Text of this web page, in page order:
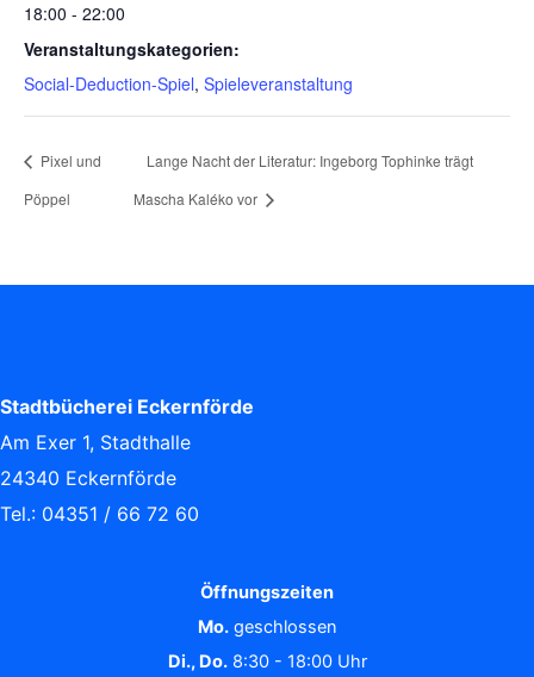
18:00 - 22:00
Veranstaltungskategorien:
Social-Deduction-Spiel, Spieleveranstaltung
Pixel und
Pöppel
Lange Nacht der Literatur: Ingeborg Tophinke trägt
Mascha Kaléko vor
Stadtbücherei Eckernförde
Am Exer 1, Stadthalle
24340 Eckernförde
Tel.: 04351 / 66 72 60
Öffnungszeiten
Mo.geschlossen
Di., Do.8:30 - 18:00 Uhr